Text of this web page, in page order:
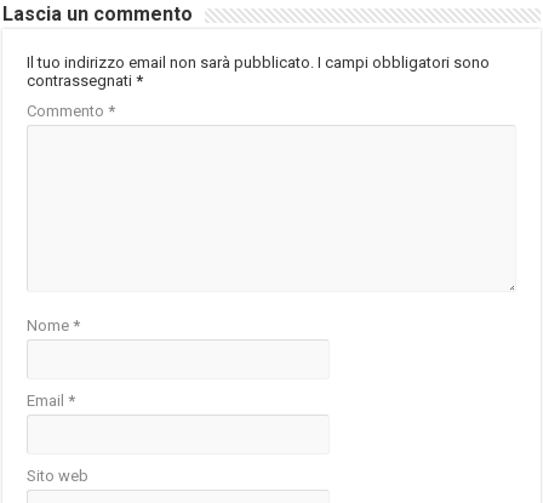
Lascia un commento
Il tuo indirizzo email non sarà pubblicato. I campi obbligatori sono
contrassegnati*
Commento*
Nome*
Email*
Sito web